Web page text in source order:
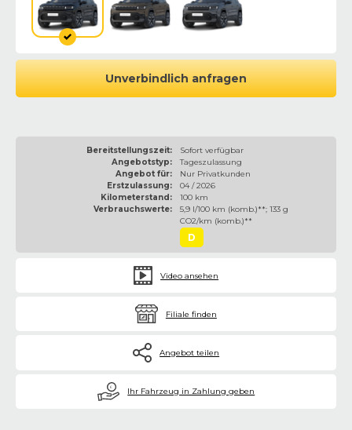
Unverbindlich anfragen
Bereitstellungszeit:
Sofort verfügbar
Angebotstyp:
Tageszulassung
Angebot für:
Nur Privatkunden
Erstzulassung:
04 / 2026
Kilometerstand:
100 km
Verbrauchswerte:
5,9 l/100 km (komb.)**; 133 g
CO2/km (komb.)**
D
Video ansehen
Filiale finden
Angebot teilen
€ Ihr Fahrzeug in Zahlung geben